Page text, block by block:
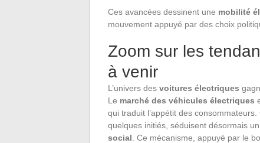
Ces avancées dessinent une mobilité
mouvement appuyé par des choix
Zoom sur les
à venir
L’univers des voitures électriques
Le marché des véhicules électriques
qui traduit l’appétit des
quelques initiés, séduisent désormais
social . Ce mécanisme, appuyé par le